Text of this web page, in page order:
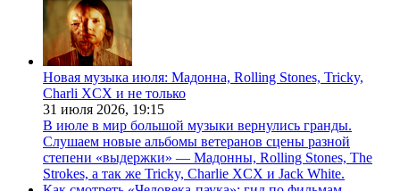
Новая музыка июля: Мадонна, Rolling Stones, Tricky,
Charli XCX и не только
31 июля 2026, 19:15
В июле в мир большой музыки вернулись гранды.
Слушаем новые альбомы ветеранов сцены разной
степени «выдержки» — Мадонны, Rolling Stones, The
Strokes, а так же Tricky, Charlie XCX и Jack White.